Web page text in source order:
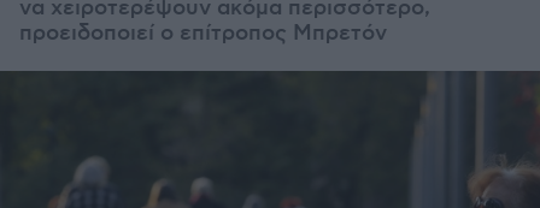
να χειροτερέψουν ακόμα περισσότερο,
προειδοποιεί ο επίτροπος Μπρετόν